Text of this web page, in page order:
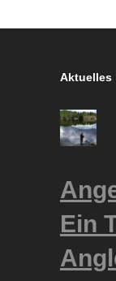
Aktuelles
Ein